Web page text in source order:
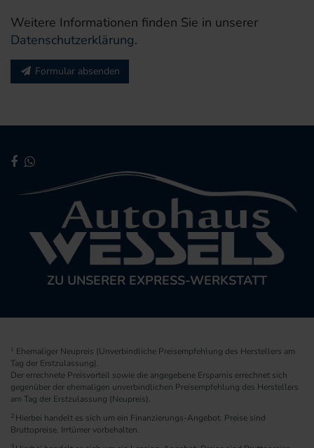
Weitere Informationen finden Sie in unserer
Datenschutzerklärung.
Formular absenden
ZU UNSERER EXPRESS-WERKSTATT
1 Ehemaliger Neupreis (Unverbindliche Preisempfehlung des Herstellers am
Tag der Erstzulassung).
Der errechnete Preisvorteil sowie die angegebene Ersparnis errechnet sich
gegenüber der ehemaligen unverbindlichen Preisempfehlung des Herstellers
am Tag der Erstzulassung (Neupreis).
2 Hierbei handelt es sich um ein Finanzierungs-Angebot. Preise sind
Bruttopreise. Irrtümer vorbehalten.